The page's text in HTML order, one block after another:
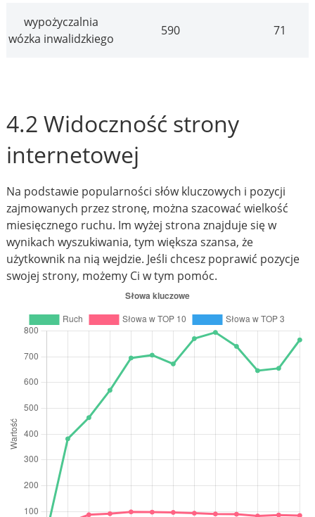
wypożyczalnia
wózka inwalidzkiego
590 71
4.2 Widoczność strony
internetowej
Na podstawie popularności słów kluczowych i pozycji
zajmowanych przez stronę, można szacować wielkość
miesięcznego ruchu. Im wyżej strona znajduje się w
wynikach wyszukiwania, tym większa szansa, że
użytkownik na nią wejdzie. Jeśli chcesz poprawić pozycje
swojej strony, możemy Ci w tym pomóc.